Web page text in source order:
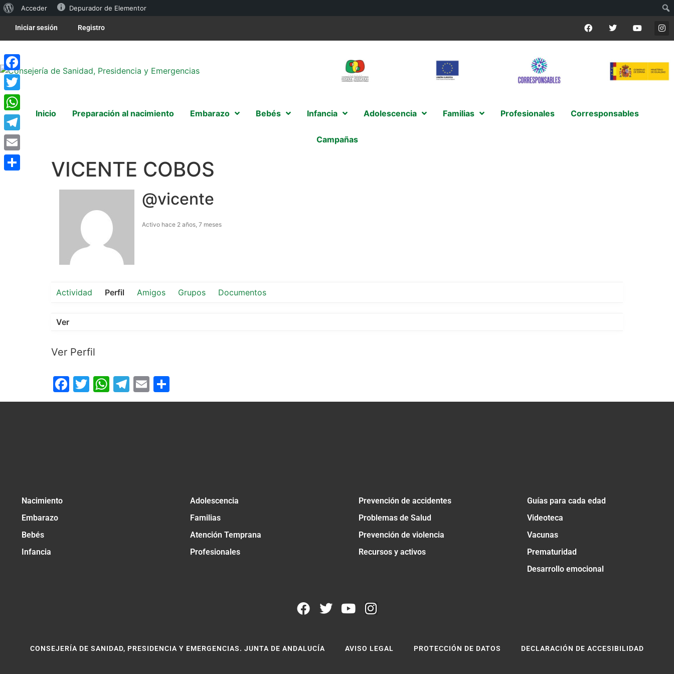
Acceder Depurador de Elementor
Iniciar sesión Registro
Inicio Preparación al nacimiento Embarazo Bebés Infancia Adolescencia Familias Profesionales Corresponsables
Campañas
VICENTE COBOS
@vicente
Activo hace 2 años, 7 meses
Actividad Perfil Amigos Grupos Documentos
Ver
Ver Perfil
Facebook
Twitter
WhatsApp
Telegram
Email
Nacimiento
Embarazo
Bebés
Infancia
Adolescencia
Familias
Atención Temprana
Profesionales
Prevención de accidentes
Problemas de Salud
Prevención de violencia
Recursos y activos
Guías para cada edad
Videoteca
Vacunas
Prematuridad
Desarrollo emocional
CONSEJERÍA DE SANIDAD, PRESIDENCIA Y EMERGENCIAS. JUNTA DE ANDALUCÍA AVISO LEGAL PROTECCIÓN DE DATOS DECLARACIÓN DE ACCESIBILIDAD
Facebook
Twitter
WhatsApp
Telegram
Email